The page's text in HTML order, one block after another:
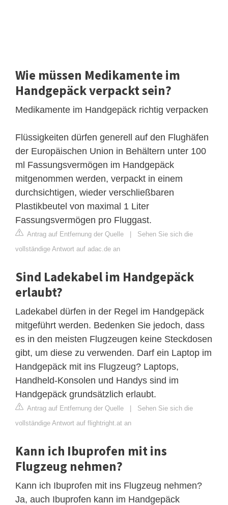
Wie müssen Medikamente im
Handgepäck verpackt sein?
Medikamente im Handgepäck richtig verpacken
Flüssigkeiten dürfen generell auf den Flughäfen
der Europäischen Union in Behältern unter 100
ml Fassungsvermögen im Handgepäck
mitgenommen werden, verpackt in einem
durchsichtigen, wieder verschließbaren
Plastikbeutel von maximal 1 Liter
Fassungsvermögen pro Fluggast.
Antrag auf Entfernung der Quelle | Sehen Sie sich die
vollständige Antwort auf adac.de an
Sind Ladekabel im Handgepäck
erlaubt?
Ladekabel dürfen in der Regel im Handgepäck
mitgeführt werden. Bedenken Sie jedoch, dass
es in den meisten Flugzeugen keine Steckdosen
gibt, um diese zu verwenden. Darf ein Laptop im
Handgepäck mit ins Flugzeug? Laptops,
Handheld-Konsolen und Handys sind im
Handgepäck grundsätzlich erlaubt.
Antrag auf Entfernung der Quelle | Sehen Sie sich die
vollständige Antwort auf flightright.at an
Kann ich Ibuprofen mit ins
Flugzeug nehmen?
Kann ich Ibuprofen mit ins Flugzeug nehmen?
Ja, auch Ibuprofen kann im Handgepäck